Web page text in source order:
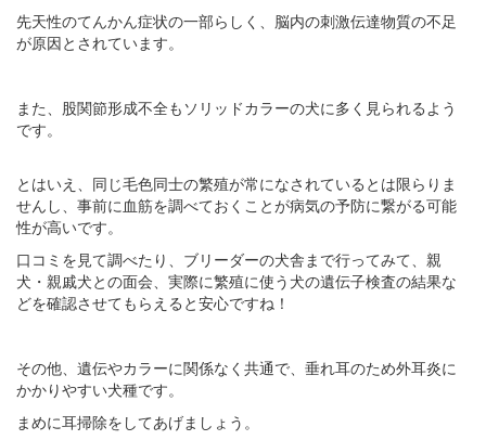
先天性のてんかん症状の一部らしく、脳内の刺激伝達物質の不足
が原因とされています。
また、股関節形成不全もソリッドカラーの犬に多く見られるよう
です。
とはいえ、同じ毛色同士の繁殖が常になされているとは限らりま
せんし、事前に血筋を調べておくことが病気の予防に繋がる可能
性が高いです。
口コミを見て調べたり、ブリーダーの犬舎まで行ってみて、親
犬・親戚犬との面会、実際に繁殖に使う犬の遺伝子検査の結果な
どを確認させてもらえると安心ですね！
その他、遺伝やカラーに関係なく共通で、垂れ耳のため外耳炎に
かかりやすい犬種です。
まめに耳掃除をしてあげましょう。